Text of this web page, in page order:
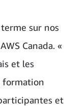
sur nos
Canada. «
et les
formation
et